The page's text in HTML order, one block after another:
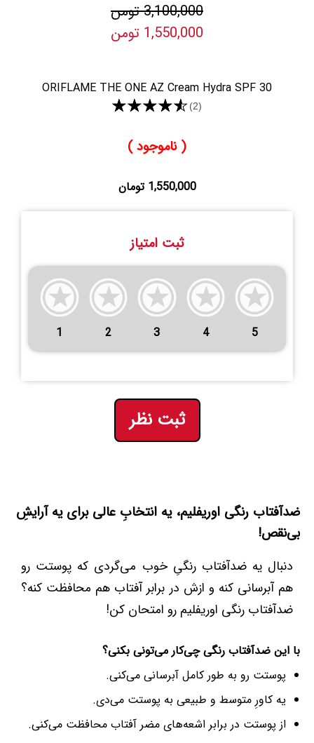
3,100,000 تومن
1,550,000 تومن
ORIFLAME THE ONE AZ Cream Hydra SPF 30
★★★★★(2)
( ناموجود )
1,550,000 تومان
ثبت امتیاز
1 2 3 4 5
ثبت نظر
ضدآفتاب رنگی اوریفلیم، یه انتخابِ عالی برای یه آرایشِ
بی‌نقص!
دنبال یه ضدآفتاب رنگیِ خوب می‌گردی که پوستت رو
هم آبرسانی کنه و ازش در برابر آفتاب هم محافظت کنه؟
ضدآفتاب رنگی اوریفلیم رو امتحان کن!
با این ضدآفتاب رنگی چی‌کار می‌تونی بکنی؟
پوستت رو به طور کامل آبرسانی می‌کنی.
یه کاورِ متوسط و طبیعی به پوستت می‌دی.
از پوستت در برابر اشعه‌های مضر آفتاب محافظت می‌کنی.